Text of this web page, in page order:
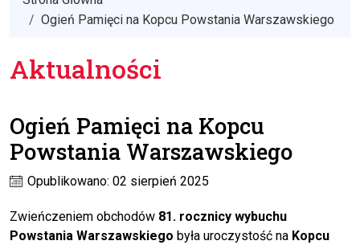
Ogień Pamięci na Kopcu Powstania Warszawskiego
Aktualności
Ogień Pamięci na Kopcu
Powstania Warszawskiego
Opublikowano: 02 sierpień 2025
Zwieńczeniem obchodów 81. rocznicy wybuchu
Powstania Warszawskiego była uroczystość na Kopcu